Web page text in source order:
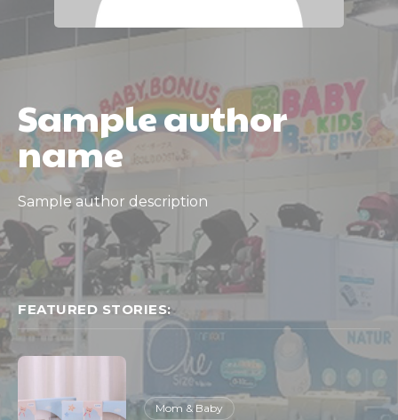
Sample author
name
Sample author description
FEATURED STORIES:
Mom & Baby